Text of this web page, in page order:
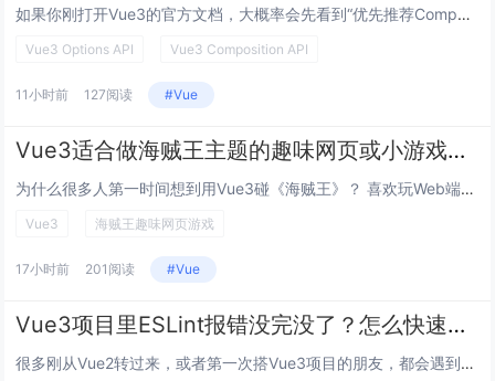
如果你刚打开Vue3的官方文档，大概率会先看到“优先推荐Composition API”的提示，再加上很多新教程都把重心...
Vue3 Options API Vue3 Composition API
11小时前 127阅读 #Vue
Vue3适合做海贼王主题的趣味网页或小游戏吗？具体怎么做能快速上手又还原出海的热血感？
为什么很多人第一时间想到用Vue3碰《海贼王》？ 喜欢玩Web端小项目的朋友,不管是新手练手还是老油条摸鱼，总能看到几...
Vue3 海贼王趣味网页游戏
17小时前 201阅读 #Vue
Vue3项目里ESLint报错没完没了？怎么快速配置且不破坏开发节奏？
很多刚从Vue2转过来，或者第一次搭Vue3项目的朋友，都会遇到这个头疼的事：脚手架默认带的ESLint要么一写setu...